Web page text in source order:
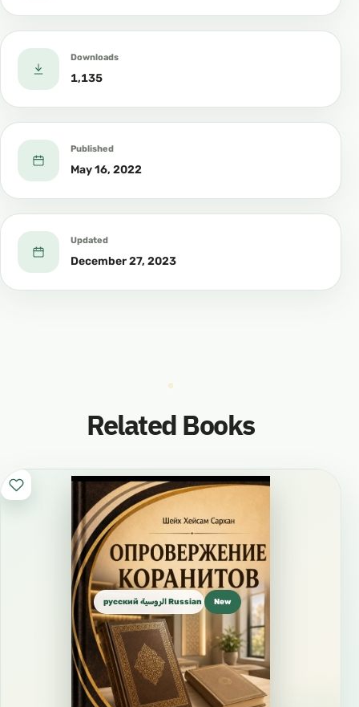
Downloads
1,135
Published
May 16, 2022
Updated
December 27, 2023
Related Books
русский الروسية Russian New